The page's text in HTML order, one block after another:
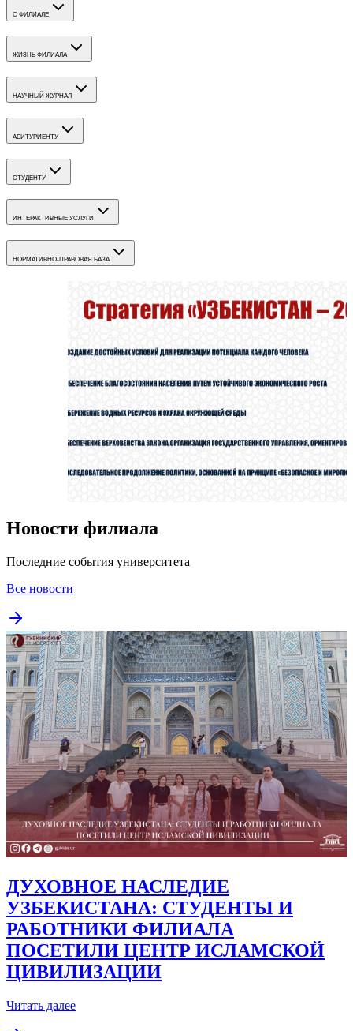
О ФИЛИАЛЕ
ЖИЗНЬ ФИЛИАЛА
НАУЧНЫЙ ЖУРНАЛ
АБИТУРИЕНТУ
СТУДЕНТУ
ИНТЕРАКТИВНЫЕ УСЛУГИ
НОРМАТИВНО-ПРАВОВАЯ БАЗА
Новости филиала
Последние события университета
Все новости
ДУХОВНОЕ НАСЛЕДИЕ
УЗБЕКИСТАНА: СТУДЕНТЫ И
РАБОТНИКИ ФИЛИАЛА
ПОСЕТИЛИ ЦЕНТР ИСЛАМСКОЙ
ЦИВИЛИЗАЦИИ
Читать далее